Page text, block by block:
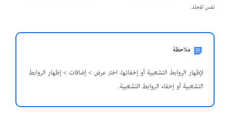
نفس المجلد.
ملاحظة
لإظهار الروابط التشعبية أو إخفائها، اختر عرض > إضافات > إظهار الروابط
التشعبية أو إخفاء الروابط التشعبية.